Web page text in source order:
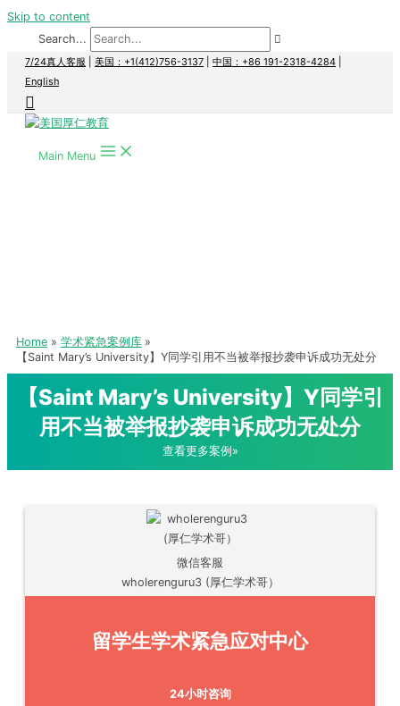
Skip to content
Search...
7/24真人客服 美国：+1(412)756-3137 中国：+86 191-2318-4284
English
Main Menu
Home
学术紧急案例库
【Saint Mary’s University】Y同学引用不当被举报抄袭申诉成功无处分
【Saint Mary’s University】Y同学引
用不当被举报抄袭申诉成功无处分
查看更多案例»
微信客服
wholerenguru3 (厚仁学术哥）
留学生学术紧急应对中心
24小时咨询